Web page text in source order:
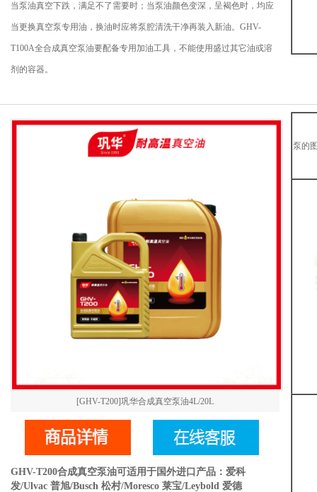
当泵油真空下跌，满足不了需要时；当泵油颜色变深，呈褐色时，均应
当更换真空泵专用油，换油时应将泵腔清洗干净再装入新油。GHV-
T100A全合成真空泵油要配备专用加油工具，不能使用盛过其它油或溶
剂的容器。
[GHV-T200]巩华合成真空泵油4L/20L
GHV-T200合成真空泵油可适用于国外进口产品：爱科
发/Ulvac 普旭/Busch 松村/Moresco 莱宝/Leybold 爱德
泵的